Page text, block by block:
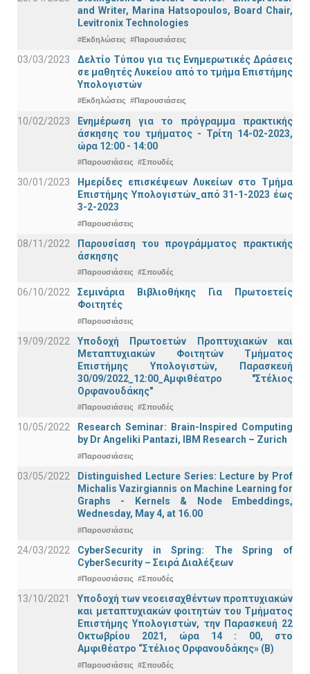
and Writer, Marina Hatsopoulos, Board Chair,
Levitronix Technologies
#Εκδηλώσεις #Παρουσιάσεις
03/03/2023
Δελτίο Τύπου για τις Ενημερωτικές Δράσεις
σε μαθητές Λυκείου από το τμήμα Επιστήμης
Υπολογιστών
#Εκδηλώσεις #Παρουσιάσεις
10/02/2023
Ενημέρωση για το πρόγραμμα πρακτικής
άσκησης του τμήματος - Τρίτη 14-02-2023,
ώρα 12:00 - 14:00
#Παρουσιάσεις #Σπουδές
30/01/2023
Ημερίδες επισκέψεων Λυκείων στο Τμήμα
Επιστήμης Υπολογιστών_από 31-1-2023 έως
3-2-2023
#Παρουσιάσεις
08/11/2022
Παρουσίαση του προγράμματος πρακτικής
άσκησης
#Παρουσιάσεις #Σπουδές
06/10/2022
Σεμινάρια Βιβλιοθήκης Για Πρωτοετείς
Φοιτητές
#Παρουσιάσεις
19/09/2022
Υποδοχή Πρωτοετών Προπτυχιακών και
Μεταπτυχιακών Φοιτητών Τμήματος
Επιστήμης Υπολογιστών, Παρασκευή
30/09/2022_12:00_Αμφιθέατρο "Στέλιος
Ορφανουδάκης"
#Παρουσιάσεις #Σπουδές
10/05/2022
Research Seminar: Brain-Inspired Computing
by Dr Angeliki Pantazi, IBM Research – Zurich
#Παρουσιάσεις
03/05/2022
Distinguished Lecture Series: Lecture by Prof
Michalis Vazirgiannis on Machine Learning for
Graphs - Kernels & Νode Εmbeddings,
Wednesday, May 4, at 16.00
#Παρουσιάσεις
24/03/2022
CyberSecurity in Spring: The Spring of
CyberSecurity – Σειρά Διαλέξεων
#Παρουσιάσεις #Σπουδές
13/10/2021
Υποδοχή των νεοεισαχθέντων προπτυχιακών
και μεταπτυχιακών φοιτητών του Τμήματος
Επιστήμης Υπολογιστών, την Παρασκευή 22
Οκτωβρίου 2021, ώρα 14 : 00, στο
Αμφιθέατρο “Στέλιος Ορφανουδάκης» (Β)
#Παρουσιάσεις #Σπουδές